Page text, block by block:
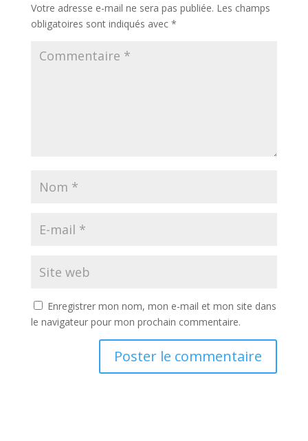
Votre adresse e-mail ne sera pas publiée. Les champs
obligatoires sont indiqués avec *
Enregistrer mon nom, mon e-mail et mon site dans
le navigateur pour mon prochain commentaire.